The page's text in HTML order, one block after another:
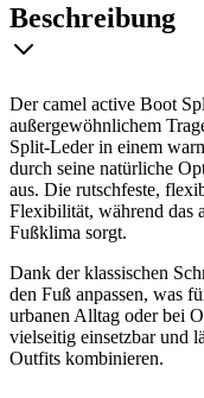
Beschreibung
Der camel active Boot
außergewöhnlichem
Split-Leder in einem
durch seine natürliche
aus. Die rutschfeste,
Flexibilität, während das
Fußklima sorgt.
Dank der klassischen
den Fuß anpassen, was
urbanen Alltag oder bei
vielseitig einsetzbar und
Outfits kombinieren.